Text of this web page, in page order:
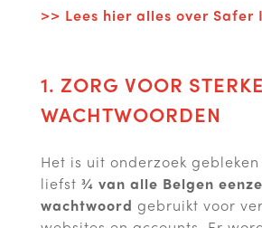
>> Lees hier alles over Safer
1. ZORG VOOR STERKE
WACHTWOORDEN
Het is uit onderzoek
liefst ¾ van alle Belgen
wachtwoord gebruikt voor